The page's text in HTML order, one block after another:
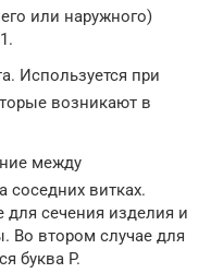
или наружного)
Используется при
возникают в
между
витках.
для сечения изделия и
Во втором случае для
буква P.